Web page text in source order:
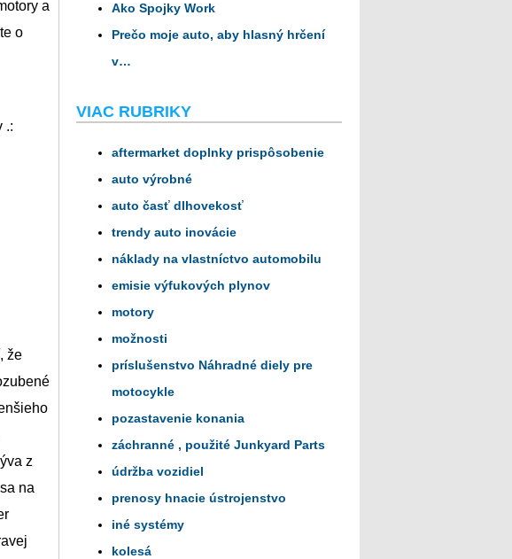
a
o
.:
že
z
na
Ako Spojky Work
Prečo moje auto, aby hlasný hrčení
v…
VIAC RUBRIKY
aftermarket doplnky prispôsobenie
auto výrobné
auto časť dlhovekosť
trendy auto inovácie
náklady na vlastníctvo automobilu
emisie výfukových plynov
motory
možnosti
príslušenstvo Náhradné diely pre
motocykle
pozastavenie konania
záchranné , použité Junkyard Parts
údržba vozidiel
prenosy hnacie ústrojenstvo
iné systémy
kolesá